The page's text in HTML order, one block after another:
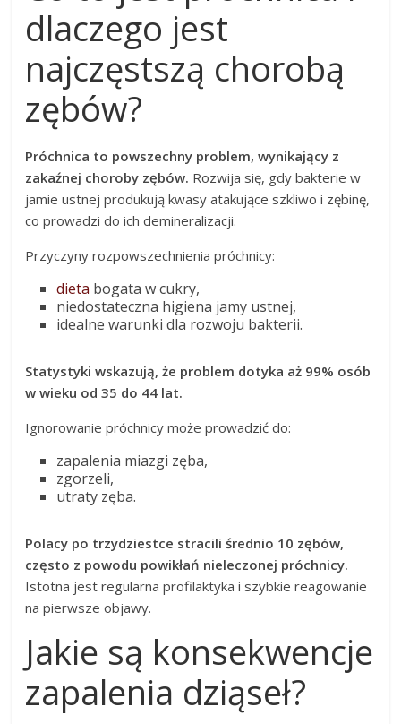
dlaczego jest
najczęstszą chorobą
zębów?
Próchnica to powszechny problem, wynikający z
zakaźnej choroby zębów. Rozwija się, gdy bakterie w
jamie ustnej produkują kwasy atakujące szkliwo i zębinę,
co prowadzi do ich demineralizacji.
Przyczyny rozpowszechnienia próchnicy:
dieta bogata w cukry,
niedostateczna higiena jamy ustnej,
idealne warunki dla rozwoju bakterii.
Statystyki wskazują, że problem dotyka aż 99% osób
w wieku od 35 do 44 lat.
Ignorowanie próchnicy może prowadzić do:
zapalenia miazgi zęba,
zgorzeli,
utraty zęba.
Polacy po trzydziestce stracili średnio 10 zębów,
często z powodu powikłań nieleczonej próchnicy.
Istotna jest regularna profilaktyka i szybkie reagowanie
na pierwsze objawy.
Jakie są konsekwencje
zapalenia dziąseł?